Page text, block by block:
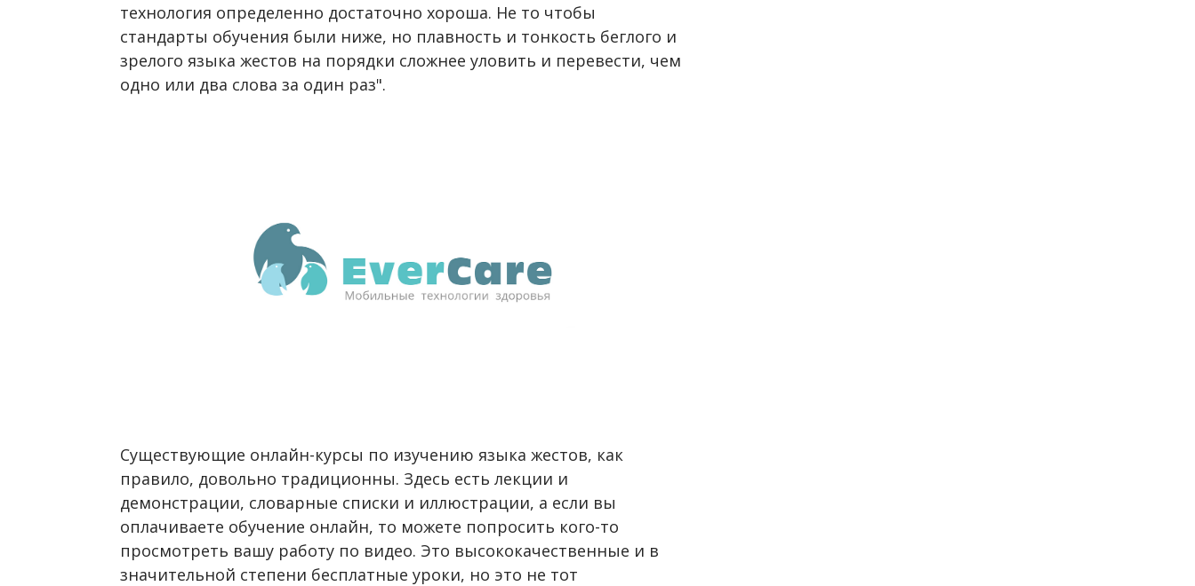
технология определенно достаточно хороша. Не то чтобы
стандарты обучения были ниже, но плавность и тонкость беглого и
зрелого языка жестов на порядки сложнее уловить и перевести, чем
одно или два слова за один раз".
Существующие онлайн-курсы по изучению языка жестов, как
правило, довольно традиционны. Здесь есть лекции и
демонстрации, словарные списки и иллюстрации, а если вы
оплачиваете обучение онлайн, то можете попросить кого-то
просмотреть вашу работу по видео. Это высококачественные и в
значительной степени бесплатные уроки, но это не тот